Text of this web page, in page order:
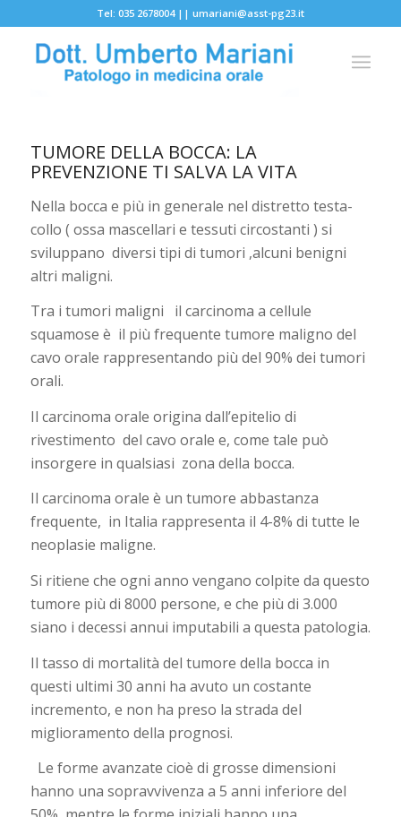
Tel: 035 2678004 || umariani@asst-pg23.it
TUMORE DELLA BOCCA: LA
PREVENZIONE TI SALVA LA VITA
Nella bocca e più in generale nel distretto testa-
collo ( ossa mascellari e tessuti circostanti ) si
sviluppano diversi tipi di tumori ,alcuni benigni
altri maligni.
Tra i tumori maligni
il carcinoma a cellule
squamose è il più frequente tumore maligno del
cavo orale rappresentando più del 90% dei tumori
orali.
Il carcinoma orale origina dall’epitelio di
rivestimento del cavo orale e, come tale può
insorgere in qualsiasi zona della bocca.
Il carcinoma orale è un tumore abbastanza
frequente, in Italia rappresenta il 4-8% di tutte le
neoplasie maligne.
Si ritiene che ogni anno vengano colpite da questo
tumore più di 8000 persone, e che più di 3.000
siano i decessi annui imputabili a questa patologia.
Il tasso di mortalità del tumore della bocca in
questi ultimi 30 anni ha avuto un costante
incremento, e non ha preso la strada del
miglioramento della prognosi.
Le forme avanzate cioè di grosse dimensioni
hanno una sopravvivenza a 5 anni inferiore del